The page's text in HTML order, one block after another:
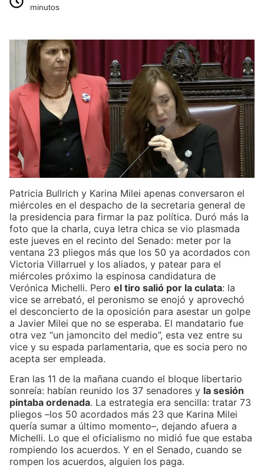
minutos
Patricia Bullrich y Karina Milei apenas conversaron el
miércoles en el despacho de la secretaria general de
la presidencia para firmar la paz política. Duró más la
foto que la charla, cuya letra chica se vio plasmada
este jueves en el recinto del Senado: meter por la
ventana 23 pliegos más que los 50 ya acordados con
Victoria Villarruel y los aliados, y patear para el
miércoles próximo la espinosa candidatura de
Verónica Michelli. Pero el tiro salió por la culata: la
vice se arrebató, el peronismo se enojó y aprovechó
el desconcierto de la oposición para asestar un golpe
a Javier Milei que no se esperaba. El mandatario fue
otra vez “un jamoncito del medio”, esta vez entre su
vice y su espada parlamentaria, que es socia pero no
acepta ser empleada.
Eran las 11 de la mañana cuando el bloque libertario
sonreía: habían reunido los 37 senadores y la sesión
pintaba ordenada. La estrategia era sencilla: tratar 73
pliegos –los 50 acordados más 23 que Karina Milei
quería sumar a último momento–, dejando afuera a
Michelli. Lo que el oficialismo no midió fue que estaba
rompiendo los acuerdos. Y en el Senado, cuando se
rompen los acuerdos, alguien los paga.